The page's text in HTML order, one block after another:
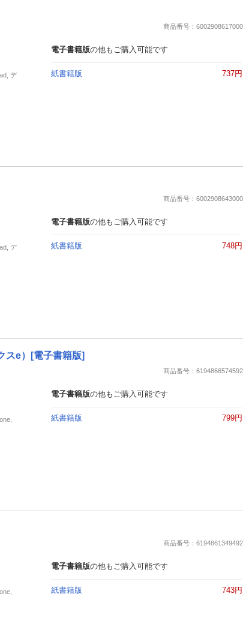
商品番号：6002908617000
デ
電子書籍版の他もご購入可能です
紙書籍版 737円
商品番号：6002908643000
デ
電子書籍版の他もご購入可能です
紙書籍版 748円
スe）[電子書籍版]
商品番号：6194866574592
電子書籍版の他もご購入可能です
紙書籍版 799円
商品番号：6194861349492
電子書籍版の他もご購入可能です
紙書籍版 743円